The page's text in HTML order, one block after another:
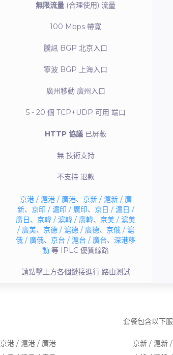
無限流量 (合理使用) 流量
100 Mbps 帶寬
騰訊 BGP 北京入口
寧波 BGP 上海入口
廣州移動 廣州入口
5 - 20 個 TCP+UDP 可用 端口
HTTP 協議 已屏蔽
無技術支持
不支持退款
京港 / 滬港 / 廣港、 京新 / 滬新 / 廣
新、 京印 / 滬印 / 廣印、 京日 / 滬日 /
廣日、 京韓 / 滬韓 / 廣韓、 京美 / 滬美
/ 廣美、 京德 / 滬德 / 廣德、 京俄 / 滬
俄 / 廣俄、 京台 / 滬台 / 廣台、深港移
動 等 IPLC 優質線路
請點擊上方各個鏈接進行路由測試
套餐包含以下服
京港 / 滬港 / 廣港 京新 / 滬新